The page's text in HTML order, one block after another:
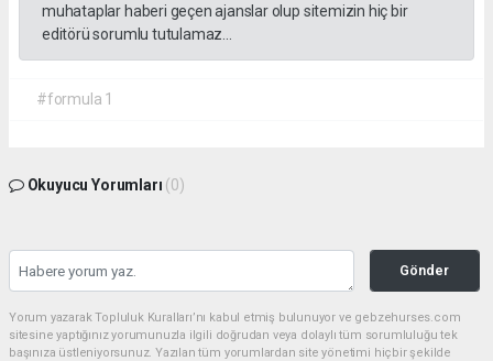
muhataplar haberi geçen ajanslar olup sitemizin hiç bir
editörü sorumlu tutulamaz...
#formula 1
Okuyucu Yorumları (0)
Gönder
Yorum yazarak Topluluk Kuralları’nı kabul etmiş bulunuyor ve gebzehurses.com
sitesine yaptığınız yorumunuzla ilgili doğrudan veya dolaylı tüm sorumluluğu tek
başınıza üstleniyorsunuz. Yazılan tüm yorumlardan site yönetimi hiçbir şekilde